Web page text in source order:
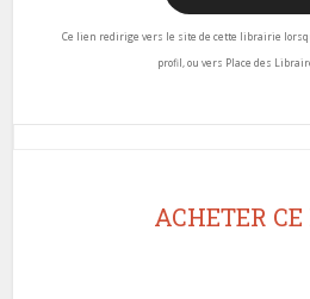
Ce lien redirige vers le site de cette librairie
profil, ou vers Place des
ACHETER